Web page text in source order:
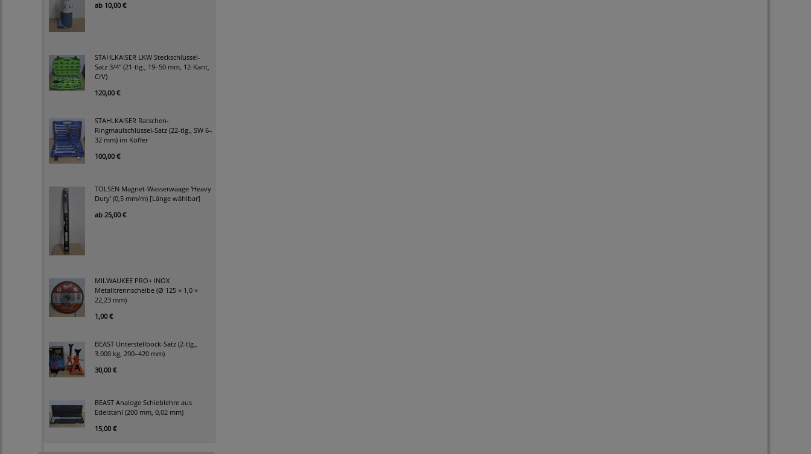
ab 10,00 €
STAHLKAISER LKW Steckschlüssel-
Satz 3/4" (21-tlg., 19–50 mm, 12-Kant,
CrV)
120,00 €
STAHLKAISER Ratschen-
Ringmaulschlüssel-Satz (22-tlg., SW 6–
32 mm) im Koffer
100,00 €
TOLSEN Magnet-Wasserwaage 'Heavy
Duty' (0,5 mm/m) [Länge wählbar]
ab 25,00 €
MILWAUKEE PRO+ INOX
Metalltrennscheibe (Ø 125 × 1,0 ×
22,23 mm)
1,00 €
BEAST Unterstellbock-Satz (2-tlg.,
3.000 kg, 290–420 mm)
30,00 €
BEAST Analoge Schieblehre aus
Edelstahl (200 mm, 0,02 mm)
15,00 €